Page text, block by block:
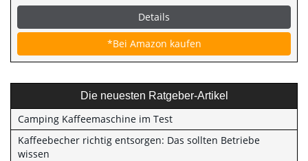
Details
*Bei Amazon kaufen
Die neuesten Ratgeber-Artikel
Camping Kaffeemaschine im Test
Kaffeebecher richtig entsorgen: Das sollten Betriebe
wissen